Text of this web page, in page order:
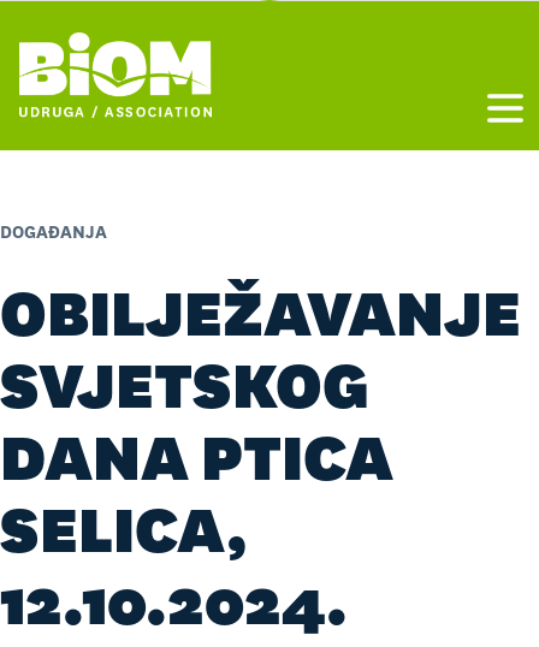
DOGAĐANJA
OBILJEŽAVANJE
SVJETSKOG
DANA PTICA
SELICA,
12.10.2024.